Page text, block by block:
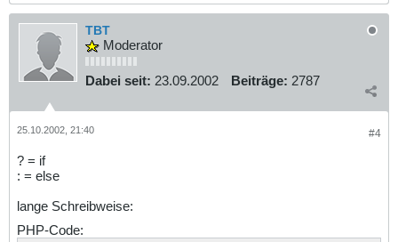
TBT
Moderator
Dabei seit: 23.09.2002 Beiträge: 2787
#4
25.10.2002, 21:40
? = if
: = else
lange Schreibweise:
PHP-Code: